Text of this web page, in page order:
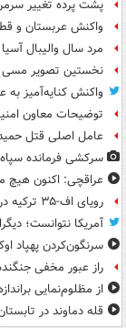
پشت پرده تغییر
واکنش عربستان و
مرد سال والیبال
نخستین تصویر مسی
واکنش کنایه‌آمیز
توضیحات معاون
عامل اصلی قتل
سرکشی فرمانده سپاه
عراقچی: اکنون هیچ
رویای اف-۳۵ ترکیه در بن‌بست
آمریکا نتوانست؛
سرنگون‌کردن پهپاد
راز عبور مخفی
از مظلوم‌نمایی
قله دماوند در